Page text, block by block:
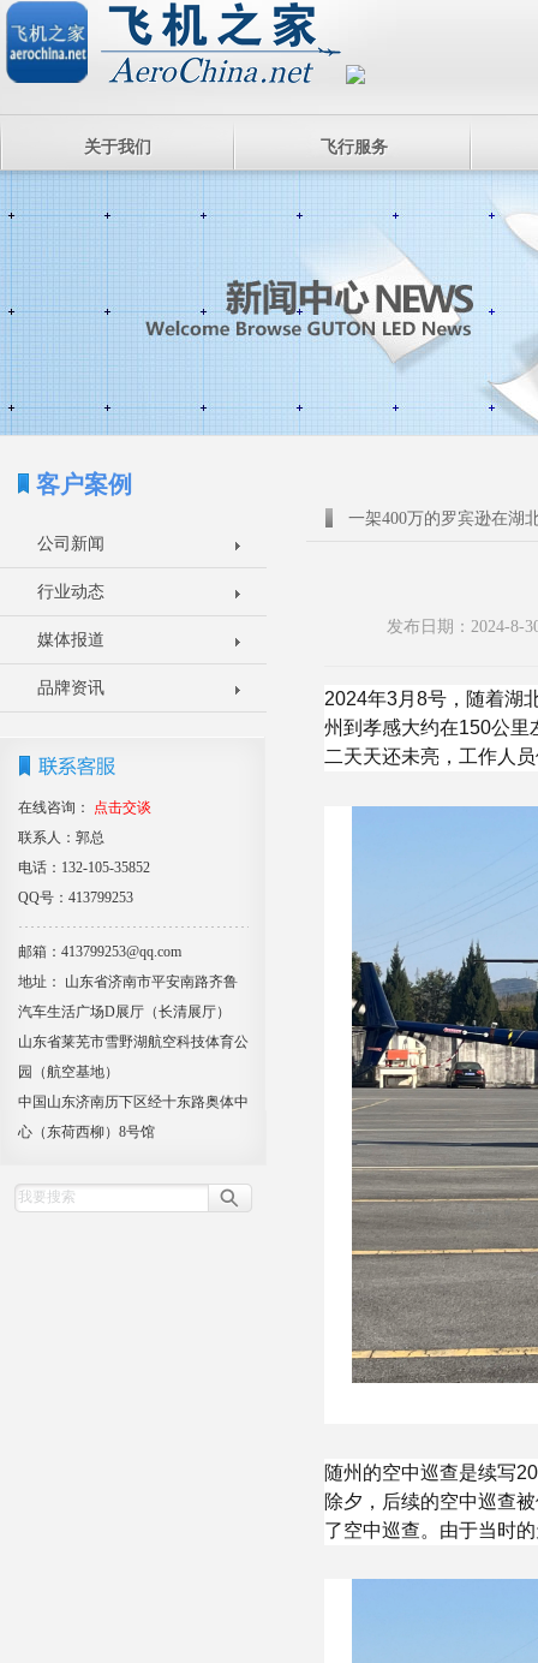
关于我们 飞行服务
客户案例
公司新闻
行业动态
媒体报道
品牌资讯
在线咨询：
点击交谈
联系人：郭总
电话：132-105-35852
QQ号：413799253
邮箱：413799253@qq.com
地址： 山东省济南市平安南路齐鲁
汽车生活广场D展厅（长清展厅）
山东省莱芜市雪野湖航空科技体育公
园（航空基地）
中国山东济南历下区经十东路奥体中
心（东荷西柳）8号馆
一架400万的罗宾逊在湖
发布日期：2024-8-
2024年3月8号，随着湖
州到孝感大约在150公里
二天天还未亮，工作人
随州的空中巡查是续写
除夕，后续的空中巡查
了空中巡查。由于当时